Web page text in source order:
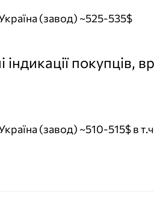
(завод) ~525-535$
індикації покупців,
(завод) ~510-515$ в